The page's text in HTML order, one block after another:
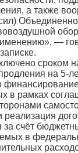
а также
—
сроком
на 5-
в рамках
реализация
за счёт
в